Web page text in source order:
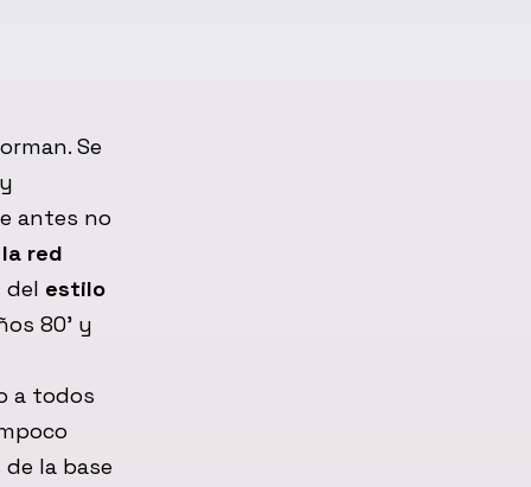
Se
antes no
red
del estilo
80’ y
a todos
la base